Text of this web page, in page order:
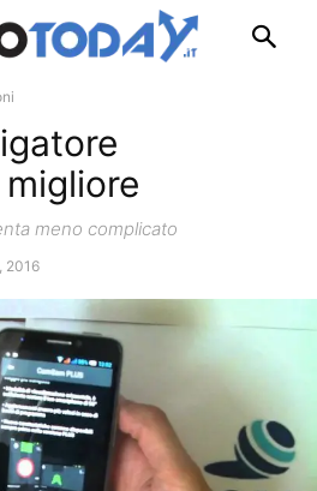
meno complicato
2016